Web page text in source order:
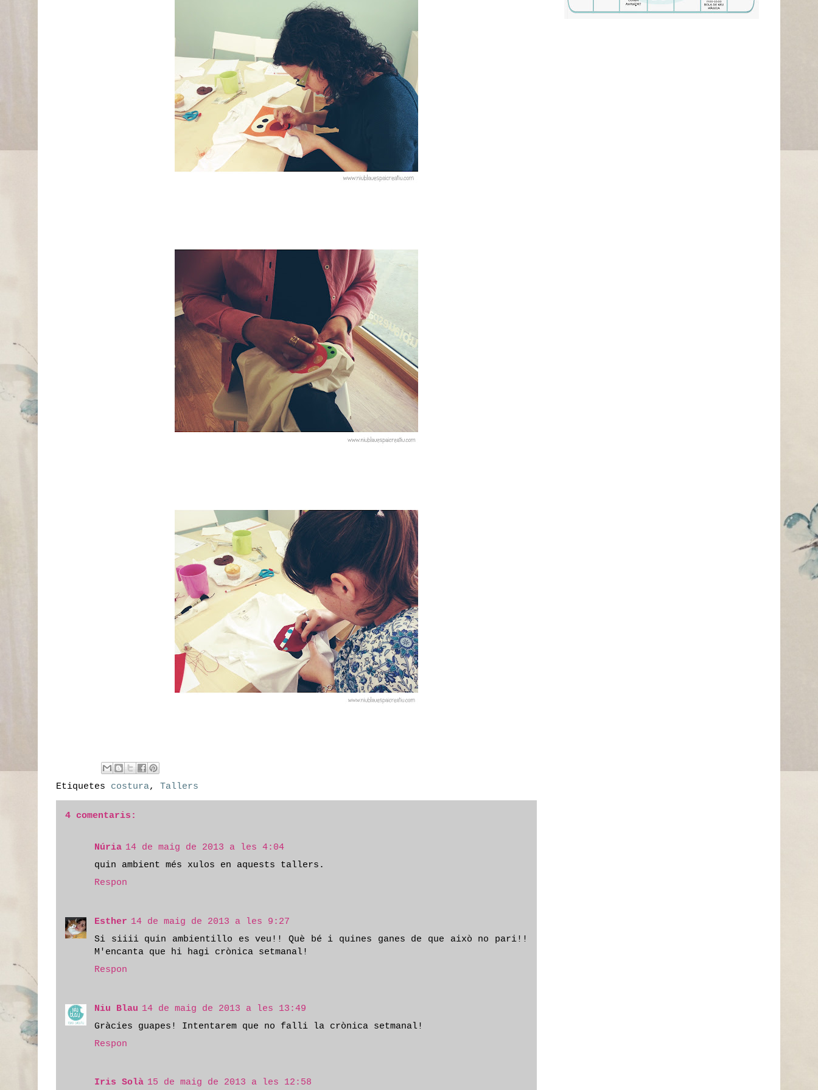
Etiquetes costura, Tallers
4 comentaris:
Núria 14 de maig de 2013 a les 4:04
quin ambient més xulos en aquests tallers.
Respon
Esther 14 de maig de 2013 a les 9:27
Si siiii quin ambientillo es veu!! Què bé i quines ganes de que això no pari!!
M'encanta que hi hagi crònica setmanal!
Respon
Niu Blau 14 de maig de 2013 a les 13:49
Gràcies guapes! Intentarem que no falli la crònica setmanal!
Respon
Iris Solà 15 de maig de 2013 a les 12:58